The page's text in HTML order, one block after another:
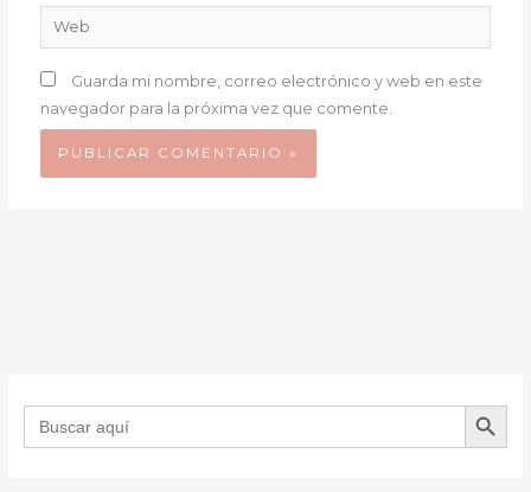
Web
Guarda mi nombre, correo electrónico y web en este
navegador para la próxima vez que comente.
Buscar: BOTÓN DE